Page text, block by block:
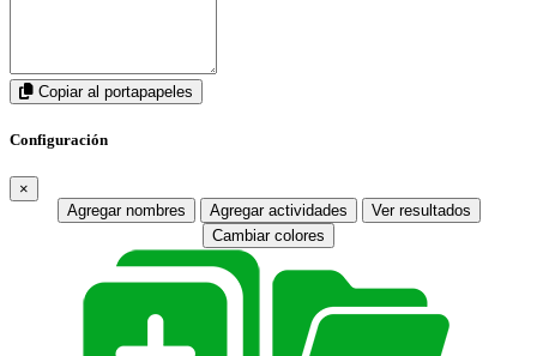
Copiar al portapapeles
Configuración
×
Agregar nombres
Agregar actividades
Ver resultados
Cambiar colores